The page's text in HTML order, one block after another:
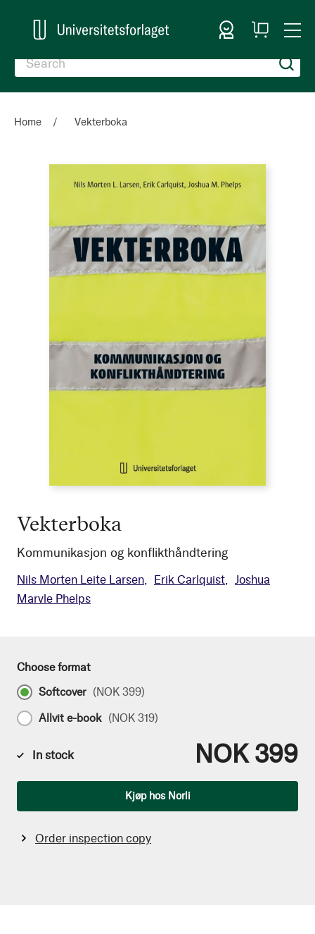
Sign In
My
Cart
Home Vekterboka
Vekterboka
Kommunikasjon og konflikthåndtering
Nils Morten Leite Larsen Erik Carlquist
Joshua
Marvle Phelps
Choose format
Softcover (NOK 399)
Allvit e-book (NOK 319)
In stock NOK 399
Kjøp hos Norli
Order inspection copy